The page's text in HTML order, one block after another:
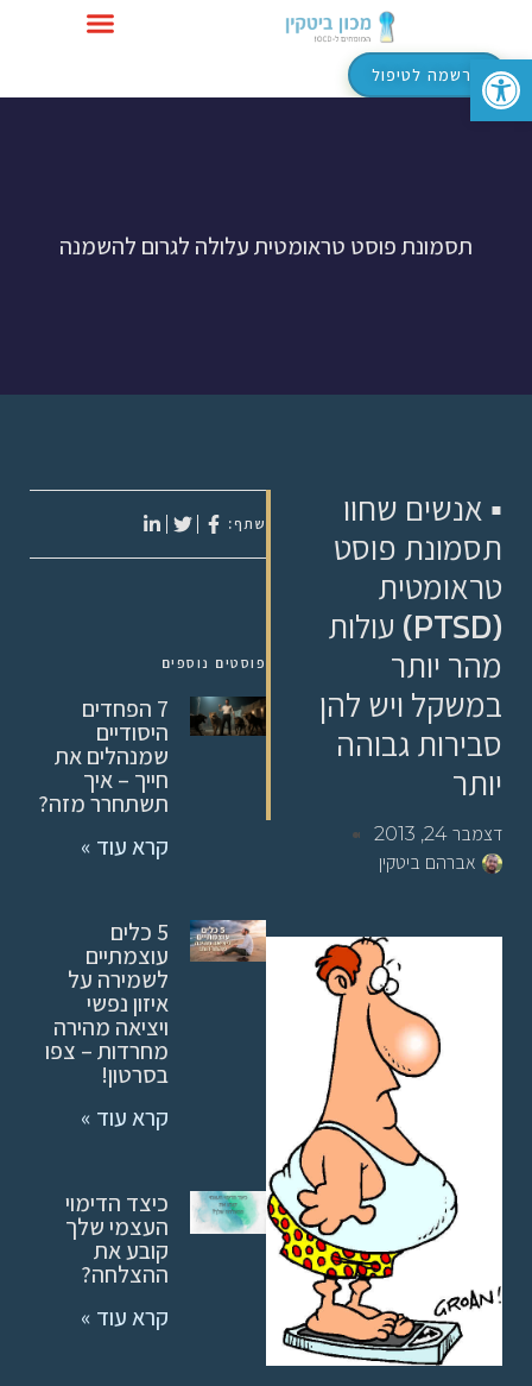
פתח סרגל נגישותהרשמה לטיפול
תסמונת פוסט טראומטית עלולה לגרום להשמנה
▪ אנשים שחוו
תסמונת פוסט
טראומטית
(PTSD) עולות
מהר יותר
במשקל ויש להן
סבירות גבוהה
יותר
דצמבר 24, 2013
אברהם ביטקין
שתף:
פוסטים נוספים
7 הפחדים
היסודיים
שמנהלים את
חייך – איך
תשתחרר מזה?
קרא עוד »
5 כלים
עוצמתיים
לשמירה על
איזון נפשי
ויציאה מהירה
מחרדות – צפו
בסרטון!
קרא עוד »
כיצד הדימוי
העצמי שלך
קובע את
ההצלחה?
קרא עוד »